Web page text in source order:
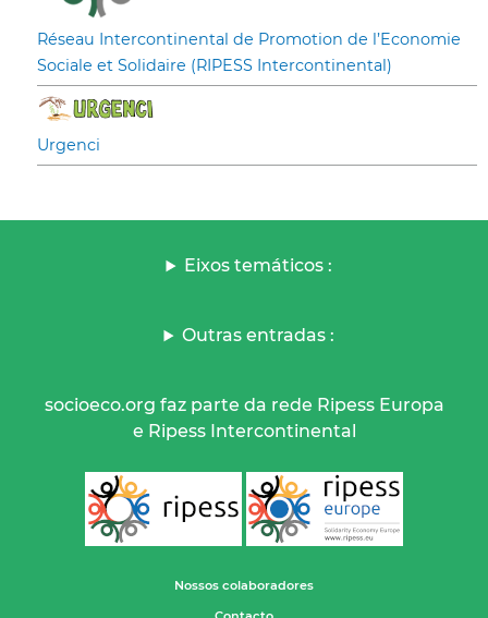
Réseau Intercontinental de Promotion de l’Economie
Sociale et Solidaire (RIPESS Intercontinental)
Urgenci
Eixos temáticos :
Outras entradas :
socioeco.org faz parte da rede Ripess Europa
e Ripess Intercontinental
Nossos colaboradores